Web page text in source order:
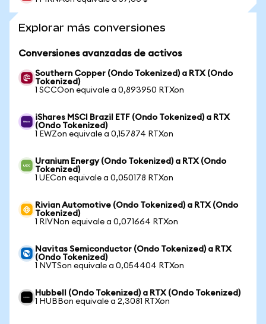
Explorar más conversiones
Conversiones avanzadas de activos
Southern Copper (Ondo Tokenized) a RTX (Ondo
Tokenized)
1 SCCOon equivale a 0,893950 RTXon
iShares MSCI Brazil ETF (Ondo Tokenized) a RTX
(Ondo Tokenized)
1 EWZon equivale a 0,157874 RTXon
Uranium Energy (Ondo Tokenized) a RTX (Ondo
Tokenized)
1 UECon equivale a 0,050178 RTXon
Rivian Automotive (Ondo Tokenized) a RTX (Ondo
Tokenized)
1 RIVNon equivale a 0,071664 RTXon
Navitas Semiconductor (Ondo Tokenized) a RTX
(Ondo Tokenized)
1 NVTSon equivale a 0,054404 RTXon
Hubbell (Ondo Tokenized) a RTX (Ondo Tokenized)
1 HUBBon equivale a 2,3081 RTXon